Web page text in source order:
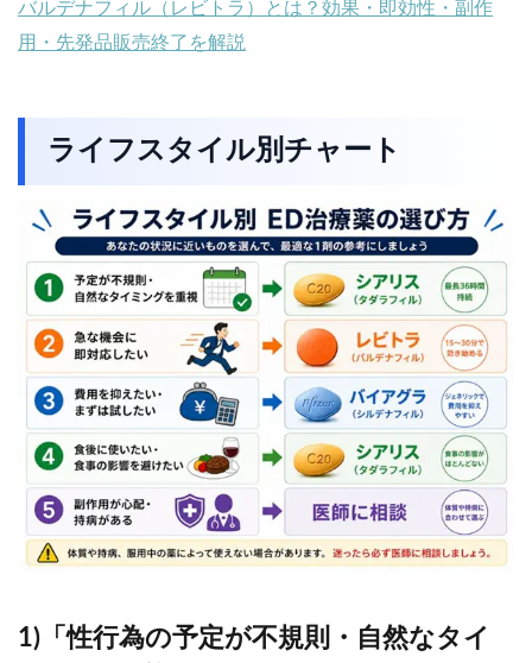
バルデナフィル（レビトラ）とは？効果・即効性・副作
用・先発品販売終了を解説
ライフスタイル別チャート
1)「性行為の予定が不規則・自然なタイ